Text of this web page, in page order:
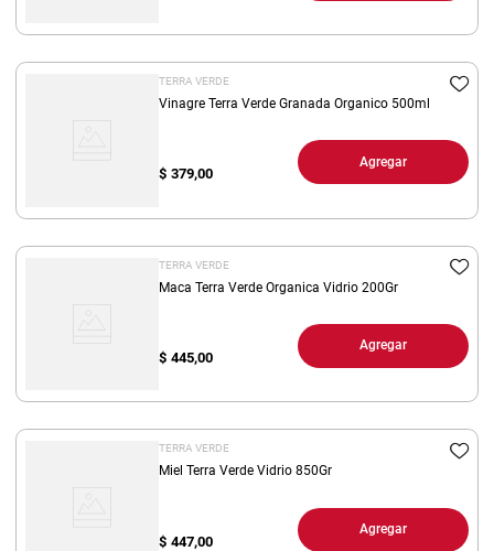
TERRA VERDE
Vinagre Terra Verde Granada Organico 500ml
$ 379,00
Agregar
TERRA VERDE
Maca Terra Verde Organica Vidrio 200Gr
$ 445,00
Agregar
TERRA VERDE
Miel Terra Verde Vidrio 850Gr
$ 447,00
Agregar